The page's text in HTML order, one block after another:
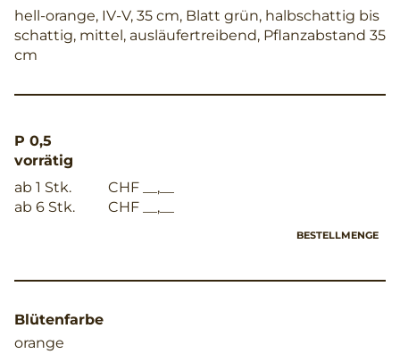
hell-orange, IV-V, 35 cm, Blatt grün, halbschattig bis
schattig, mittel, ausläufertreibend, Pflanzabstand 35
cm
P 0,5
vorrätig
ab 1 Stk.
CHF __,__
ab 6 Stk.
CHF __,__
BESTELLMENGE
Blütenfarbe
orange